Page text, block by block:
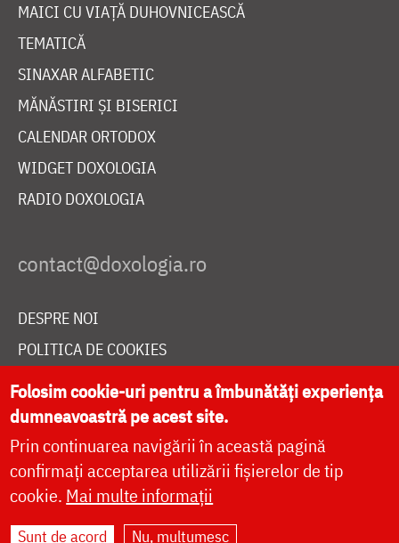
MAICI CU VIAȚĂ DUHOVNICEASCĂ
TEMATICĂ
SINAXAR ALFABETIC
MĂNĂSTIRI ȘI BISERICI
CALENDAR ORTODOX
WIDGET DOXOLOGIA
RADIO DOXOLOGIA
DESPRE NOI
POLITICA DE COOKIES
DONEAZĂ ONLINE PENTRU CATEDRALA NAȚIONALĂ
LIVE
Site dezvoltat deDOXOLOGIA MEDIA
Folosim cookie-uri pentru a îmbunătăți experiența
dumneavoastră pe acest site.
Prin continuarea navigării în această pagină
confirmați acceptarea utilizării fișierelor de tip
cookie. Mai multe informații
Sunt de acord Nu, mulțumesc